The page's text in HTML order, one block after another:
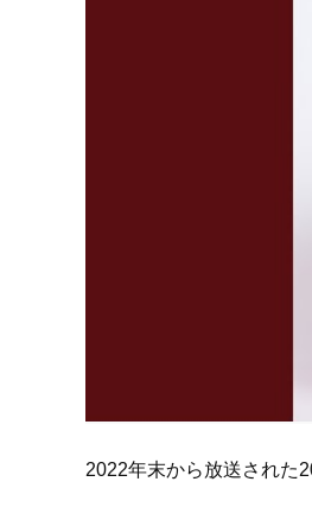
2022年末から放送された